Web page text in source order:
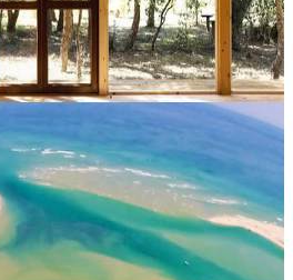
yoga
Fuzetta, a Olhão in Portogallo,
Retreat”, guidato da Toni Freda e
settimana, gli ospiti saranno invitati